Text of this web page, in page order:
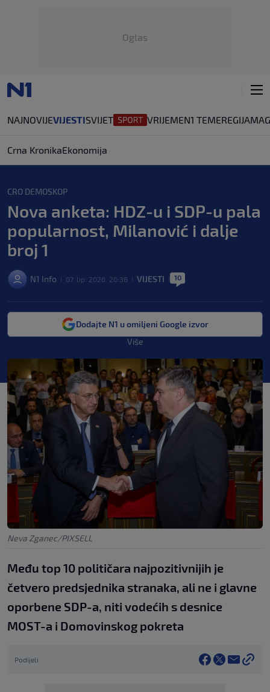
Oglas
NAJNOVIJEVIJESTISVIJET VRIJEMEN1 TEMEREGIJA
Crna KronikaEkonomija
CRO DEMOSKOP
Nova anketa: HDZ-u i SDP-u pala
popularnost, Milanović i dalje
broj 1
N1 Info 07. lip. 2026. 20:38 VIJESTI 10
Dodajte N1 u omiljeni Google izvor
Više
Neva Zganec/PIXSELL
Među top 10 političara najpozitivnijih je
četvero predsjednika stranaka, ali ne i glavne
oporbene SDP-a, niti vodećih s desnice
MOST-a i Domovinskog pokreta
Podijeli